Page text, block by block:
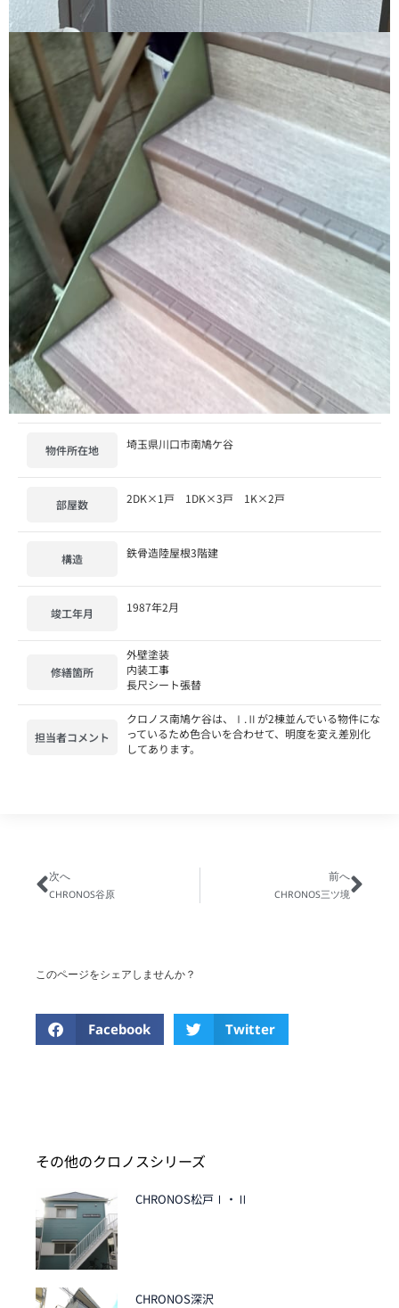
物件所在地 埼玉県川口市南鳩ケ谷
部屋数 2DK×1戸 1DK×3戸 1K×2戸
構造 鉄骨造陸屋根3階建
竣工年月 1987年2月
修繕箇所
外壁塗装
内装工事
長尺シート張替
担当者コメント
クロノス南鳩ケ谷は、Ⅰ.Ⅱが2棟並んでいる物件にな
っているため色合いを合わせて、明度を変え差別化
してあります。
次へ
CHRONOS谷原
前へ
CHRONOS三ツ境
このページをシェアしませんか？
Facebook Twitter
その他のクロノスシリーズ
CHRONOS松戸Ⅰ・Ⅱ
CHRONOS深沢